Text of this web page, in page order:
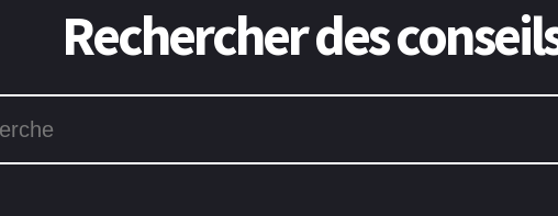
Rechercher des